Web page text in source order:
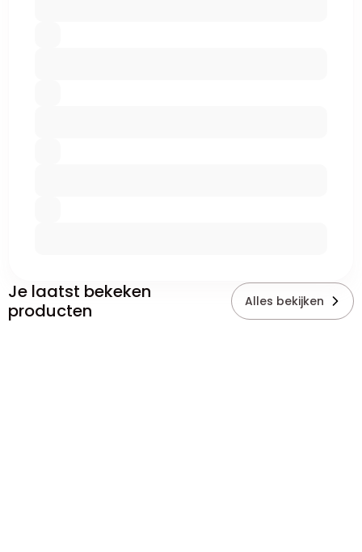
Je laatst bekeken
producten
Alles bekijken